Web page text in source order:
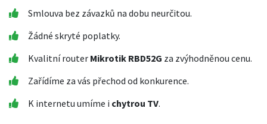
Smlouva bez závazků na dobu neurčitou.
Žádné skryté poplatky.
Kvalitní router Mikrotik RBD52G za zvýhodněnou cenu.
Zařídíme za vás přechod od konkurence.
K internetu umíme i chytrou TV.